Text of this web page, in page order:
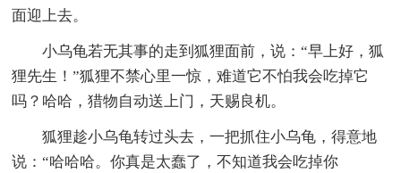
面迎上去。
小乌龟若无其事的走到狐狸面前，说：“早上好，狐
狸先生！”狐狸不禁心里一惊，难道它不怕我会吃掉它
吗？哈哈，猎物自动送上门，天赐良机。
狐狸趁小乌龟转过头去，一把抓住小乌龟，得意地
说：“哈哈哈。你真是太蠢了，不知道我会吃掉你